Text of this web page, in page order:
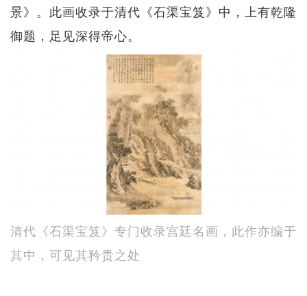
景》。此画收录于清代《石渠宝笈》中，上有乾隆
御题，足见深得帝心。
清代《石渠宝笈》专门收录宫廷名画，此作亦编于
其中，可见其矜贵之处